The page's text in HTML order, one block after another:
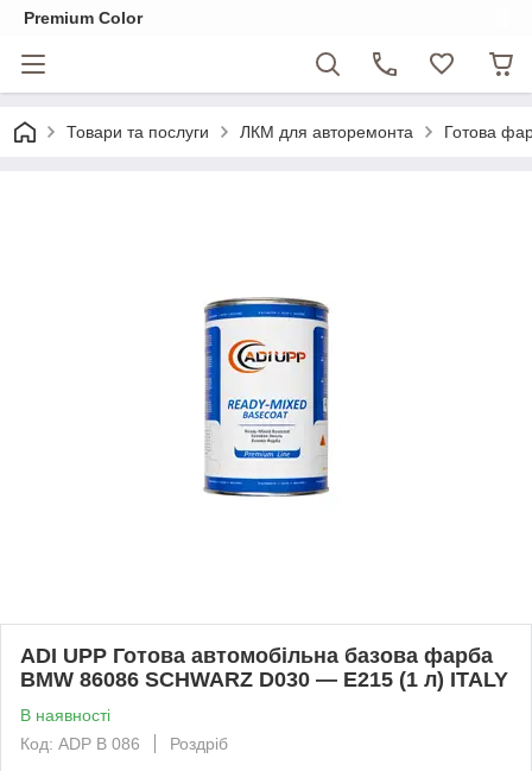
Premium Color
Товари та послуги ЛКМ для авторемонта Готова
ADI UPP Готова автомобільна базова фарба
BMW 86086 SCHWARZ D030 — E215 (1 л) ITALY
В наявності
Код: ADP B 086
Роздріб